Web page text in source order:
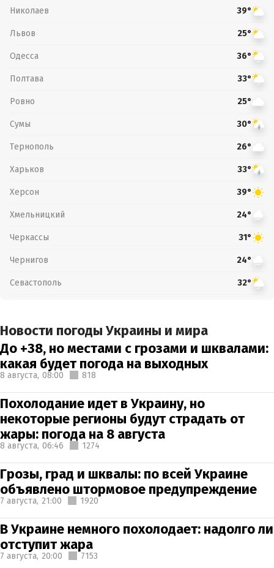
Николаев 39°
Львов 25°
Одесса 36°
Полтава 33°
Ровно 25°
Сумы 30°
Тернополь 26°
Харьков 33°
Херсон 39°
Хмельницкий 24°
Черкассы 31°
Чернигов 24°
Севастополь 32°
Новости погоды Украины и мира
До +38, но местами с грозами и шквалами:
какая будет погода на выходных
8 августа, 08:00 818
Похолодание идет в Украину, но
некоторые регионы будут страдать от
жары: погода на 8 августа
8 августа, 06:46 1274
Грозы, град и шквалы: по всей Украине
объявлено штормовое предупреждение
7 августа, 21:00 1920
В Украине немного похолодает: надолго ли
отступит жара
7 августа, 20:00 7153